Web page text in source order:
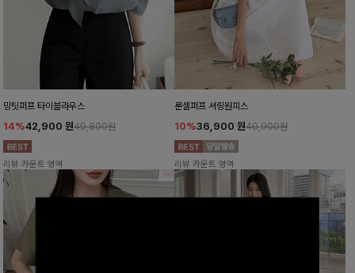
밍팃퍼프 타이블라우스
14%42,900 원49,800원
리뷰 카운트 영역
룬셀퍼프 셔링원피스
10%36,900 원40,900원
리뷰 카운트 영역